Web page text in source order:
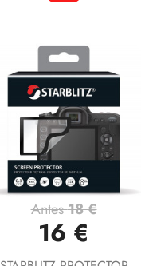
Antes18 €
16 €